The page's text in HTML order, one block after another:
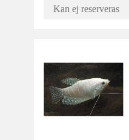
Kan ej reserveras